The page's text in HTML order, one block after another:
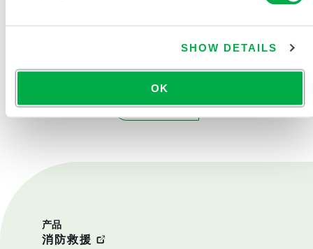
SHOW DETAILS
OK
联系我们
产品
消防救援